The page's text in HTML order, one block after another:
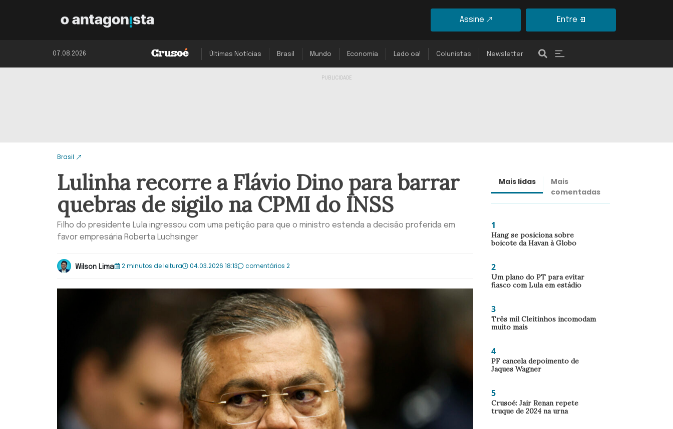
Assine Entre
07.08.2026 Últimas Notícias Brasil Mundo Economia Lado oa! Colunistas Newsletter
Brasil
Lulinha recorre a Flávio Dino para barrar
quebras de sigilo na CPMI do INSS
Filho do presidente Lula ingressou com uma petição para que o ministro estenda a decisão proferida em
favor empresária Roberta Luchsinger
Wilson Lima 2 minutos de leitura 04.03.2026 18:13 comentários 2
Mais lidas
Mais
comentadas
1
Hang se posiciona sobre
boicote da Havan à Globo
2
Um plano do PT para evitar
fiasco com Lula em estádio
3
Três mil Cleitinhos incomodam
muito mais
4
PF cancela depoimento de
Jaques Wagner
5
Crusoé: Jair Renan repete
truque de 2024 na urna